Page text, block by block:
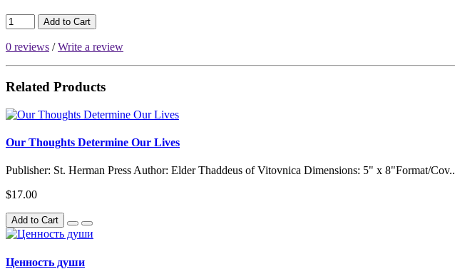
Add to Cart
0 reviews /Write a review
Related Products
Our Thoughts Determine Our Lives
Publisher: St. Herman Press Author: Elder Thaddeus of Vitovnica Dimensions: 5" x 8"Format/Cov..
$17.00
Add to Cart
Ценность души